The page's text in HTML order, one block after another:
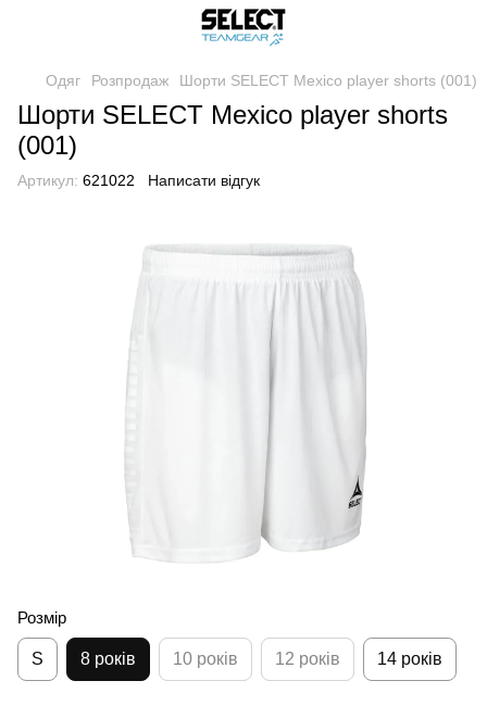
Одяг Розпродаж Шорти SELECT Mexico player shorts (001)
Шорти SELECT Mexico player shorts
(001)
Артикул: 621022 Написати відгук
Розмір
S 8 років 10 років 12 років 14 років